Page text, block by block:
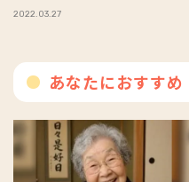
2022.03.27
あなたにおすすめ